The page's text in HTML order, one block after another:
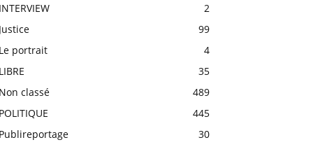
INTERVIEW
2
Justice
99
Le portrait
4
LIBRE
35
Non classé
489
POLITIQUE
445
Publireportage
30